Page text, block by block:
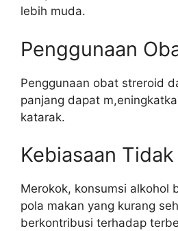
lebih muda.
Penggunaan
Penggunaan obat streroid
panjang dapat
katarak.
Kebiasaan
Merokok, konsumsi alkohol
pola makan yang kurang
berkontribusi terhadap